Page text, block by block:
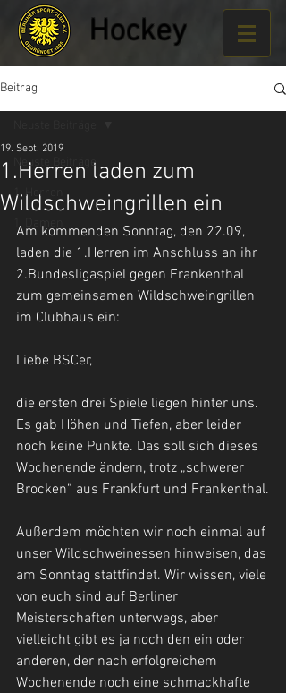
Hockey
Beitrag
Neuste Beiträge
1. Herren
1. Damen
1.Herren laden zum
Wildschweingrillen ein
19. Sept. 2019
Am kommenden Sonntag, den 22.09,
laden die 1.Herren im Anschluss an ihr
2.Bundesligaspiel gegen Frankenthal
zum gemeinsamen Wildschweingrillen
im Clubhaus ein:
Liebe BSCer,
die ersten drei Spiele liegen hinter uns.
Es gab Höhen und Tiefen, aber leider
noch keine Punkte. Das soll sich dieses
Wochenende ändern, trotz „schwerer
Brocken“ aus Frankfurt und Frankenthal.
Außerdem möchten wir noch einmal auf
unser Wildschweinessen hinweisen, das
am Sonntag stattfindet. Wir wissen, viele
von euch sind auf Berliner
Meisterschaften unterwegs, aber
vielleicht gibt es ja noch den ein oder
anderen, der nach erfolgreichem
Wochenende noch eine schmackhafte